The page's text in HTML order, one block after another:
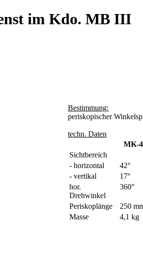
im Kdo. MB III
Bestimmung:
periskopischer
techn. Daten
MK-
Sichtbereich
- horizontal
42°
- vertikal
17°
hor.
Drehwinkel
360°
Periskoplänge 250
Masse
4,1 kg